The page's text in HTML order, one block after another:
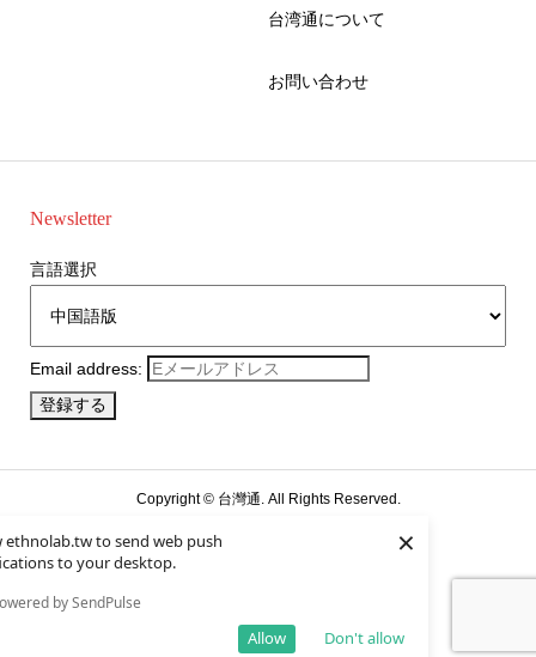
ethnolab.tw to send web push
to your desktop.
by SendPulse
Don't allow
Allow
×
台湾通について
お問い合わせ
Newsletter
言語選択
Email address:
Copyright ©台灣通. All Rights Reserved.
日本語 繁体中国語)